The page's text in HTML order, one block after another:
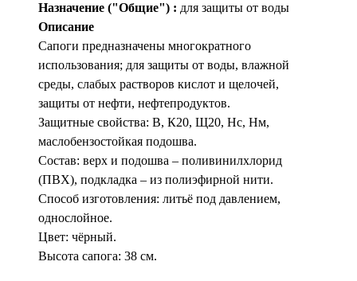
Назначение ("Общие") : для защиты от воды
Описание
Сапоги предназначены многократного
использования; для защиты от воды, влажной
среды, слабых растворов кислот и щелочей,
защиты от нефти, нефтепродуктов.
Защитные свойства: В, К20, Щ20, Нс, Нм,
маслобензостойкая подошва.
Состав: верх и подошва – поливинилхлорид
(ПВХ), подкладка – из полиэфирной нити.
Способ изготовления: литьё под давлением,
однослойное.
Цвет: чёрный.
Высота сапога: 38 см.